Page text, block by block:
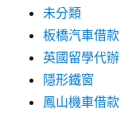
未分類
板橋汽車借款
英國留學代辦
隱形鐵窗
鳳山機車借款